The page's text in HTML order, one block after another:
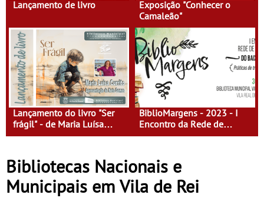
Lançamento de livro
Exposição "Conhecer o
Camaleão"
Lançamento do livro "Ser
frágil" - de Maria Luísa
Currito
BiblioMargens - 2023 - I
Encontro da Rede de
Bibliotecas do Baixo
Bibliotecas Nacionais e
Municipais em Vila de Rei